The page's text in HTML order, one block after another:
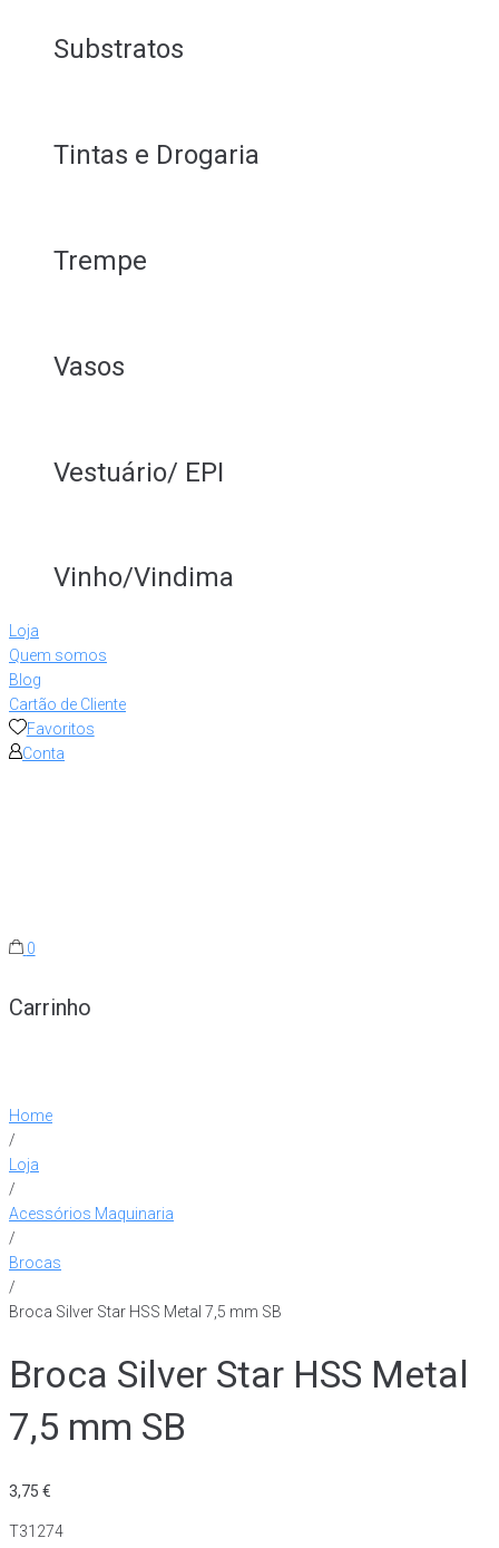
Substratos
Tintas e Drogaria
Trempe
Vasos
Vestuário/ EPI
Vinho/Vindima
Loja
Quem somos
Blog
Cartão de Cliente
Favoritos
Conta
0
Carrinho
Home
/
Loja
/
Acessórios Maquinaria
/
Brocas
/
Broca Silver Star HSS Metal 7,5 mm SB
Broca Silver Star HSS Metal
7,5 mm SB
3,75 €
T31274